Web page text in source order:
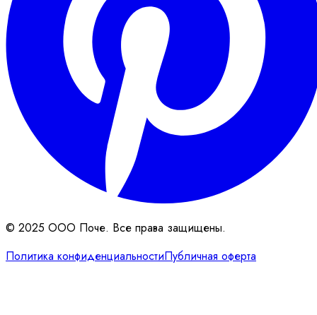
© 2025 ООО Поче. Все права защищены.
Политика конфиденциальностиПубличная оферта